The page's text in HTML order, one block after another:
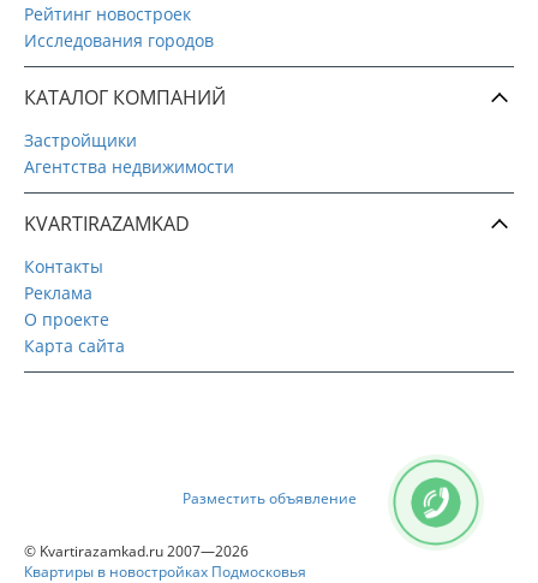
Рейтинг новостроек
Исследования городов
КАТАЛОГ КОМПАНИЙ
Застройщики
Агентства недвижимости
KVARTIRAZAMKAD
Контакты
Реклама
О проекте
Карта сайта
Разместить объявление
© Kvartirazamkad.ru 2007—2026
Квартиры в новостройках Подмосковья